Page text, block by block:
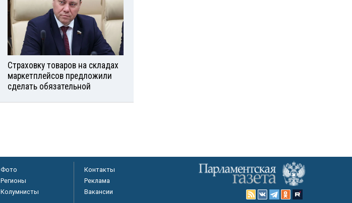
Страховку товаров на складах
маркетплейсов предложили
сделать обязательной
Фото
Регионы
Колумнисты
Контакты
Реклама
Вакансии